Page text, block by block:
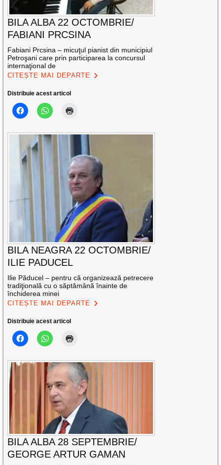
BILA ALBA 22 OCTOMBRIE/
FABIANI PRCSINA
Fabiani Prcsina – micuţul pianist din municipiul
Petroşani care prin participarea la concursul
internaţional de
CITEȘTE MAI DEPARTE
Distribuie acest articol
BILA NEAGRA 22 OCTOMBRIE/
ILIE PADUCEL
Ilie Păducel – pentru că organizează petrecere
tradiţională cu o săptămână înainte de
închiderea minei
CITEȘTE MAI DEPARTE
Distribuie acest articol
BILA ALBA 28 SEPTEMBRIE/
GEORGE ARTUR GAMAN